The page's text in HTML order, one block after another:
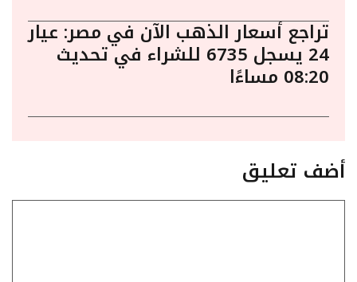
تراجع أسعار الذهب الآن في مصر: عيار
24 يسجل 6735 للشراء في تحديث
08:20 مساءًا
أضف تعليق